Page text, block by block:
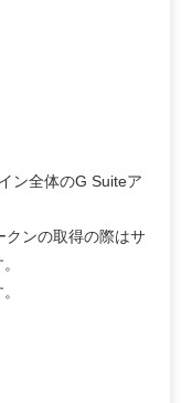
ン全体のG Suiteア
クンの取得の際はサ